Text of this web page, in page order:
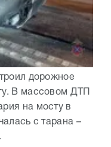
дорожное
В массовом ДТП
на мосту в
с тарана –